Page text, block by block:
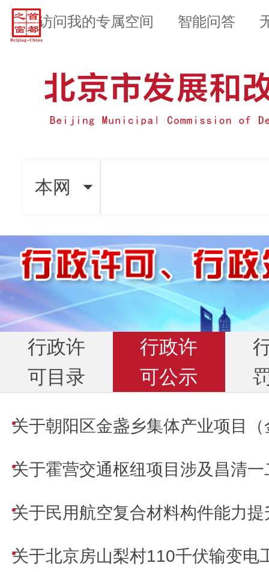
访问我的专属空间 智能问答
本网
行政许
可目录
行政许
可公示